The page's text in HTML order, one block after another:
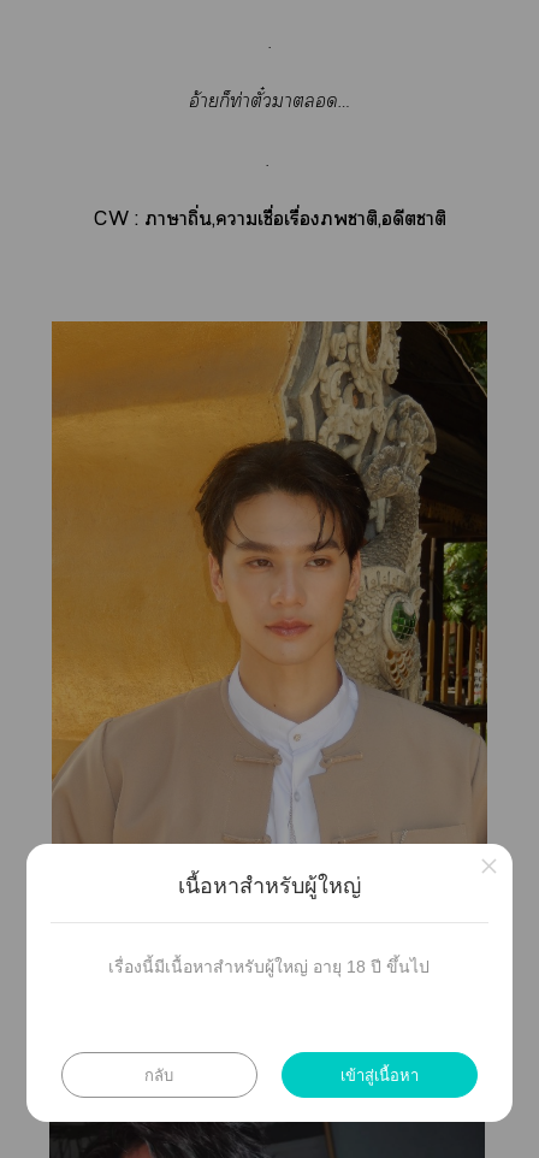
.
อ้ายก็ท่าตั๋วา…
.
CW : าาถิ่น,าเชื่อเรื่องาติ,อดีตาติ
เนื้อหาสำหรับผู้ใหญ่
เรื่องนี้มีเนื้อหาสำหรับผู้ใหญ่ อายุ 18 ปี ขึ้นไป
กลับ เข้าสู่เนื้อหา
×